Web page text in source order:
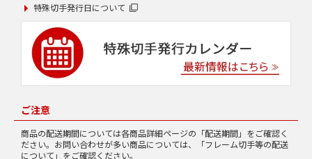
特殊切手発行日について
ご注意
商品の配送期間については各商品詳細ページの「配送期間」をご確認く
ださい。お問い合わせが多い商品については、「フレーム切手等の配送
について」をご確認ください。